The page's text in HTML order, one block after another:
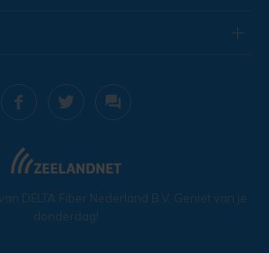
DELTA Fiber Nederland B.V. Geniet van je
donderdag!